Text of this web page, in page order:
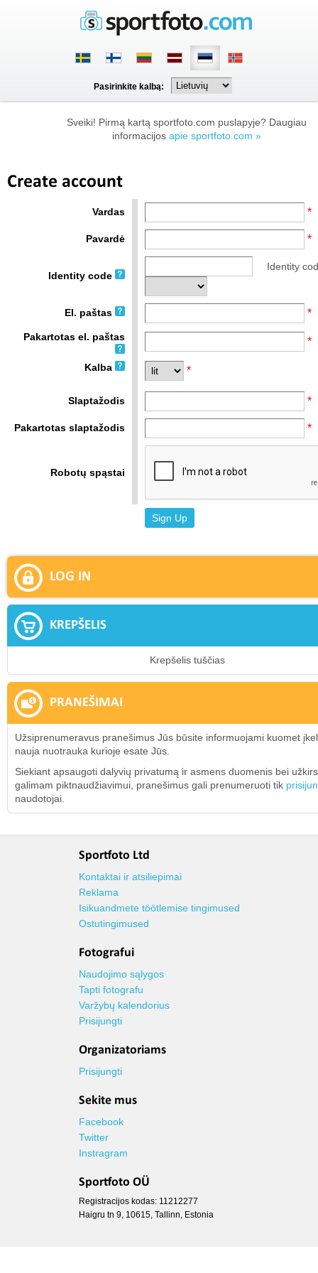
Pasirinkite kalbą:
Sveiki! Pirmą kartą sportfoto.com puslapyje? Daugiau
informacijos apie sportfoto.com »
Create account
Vardas *
Pavardė *
Identity code
Identity
El. paštas *
Pakartotas el. paštas *
Kalba *
Slaptažodis *
Pakartotas slaptažodis *
Robotų spąstai
LOG IN
KREPŠELIS
Krepšelis tuščias
PRANEŠIMAI
Užsiprenumeravus pranešimus Jūs būsite informuojami kuomet
nauja nuotrauka kurioje esate Jūs.
Siekiant apsaugoti dalyvių privatumą ir asmens duomenis bei
galimam piktnaudžiavimui, pranešimus gali prenumeruoti tik
naudotojai.
Sportfoto Ltd
Kontaktai ir atsiliepimai
Reklama
Isikuandmete töötlemise tingimused
Ostutingimused
Fotografui
Naudojimo sąlygos
Tapti fotografu
Varžybų kalendorius
Prisijungti
Organizatoriams
Prisijungti
Sekite mus
Facebook
Twitter
Instragram
Sportfoto OÜ
Registracijos kodas: 11212277
Haigru tn 9, 10615, Tallinn, Estonia